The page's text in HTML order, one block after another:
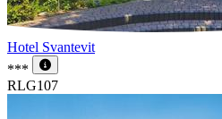
Hotel Svantevit
***
RLG107